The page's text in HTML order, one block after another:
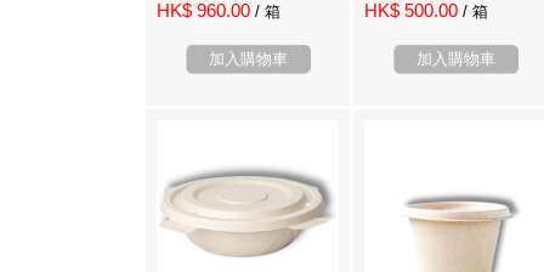
HK$ 960.00 / 箱
加入購物車
HK$ 500.00 / 箱
加入購物車